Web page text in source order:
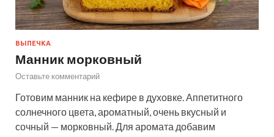
ВЫПЕЧКА
Манник морковный
Оставьте комментарий
Готовим манник на кефире в духовке. Аппетитного
солнечного цвета, ароматный, очень вкусный и
сочный — морковный. Для аромата добавим